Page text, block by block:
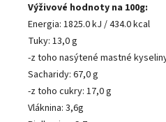
Výživové hodnoty na 100g:
Energia: 1825.0 kJ / 434.0 kcal
Tuky: 13,0 g
-z toho nasýtené mastné
Sacharidy: 67,0 g
-z toho cukry: 17,0 g
Vláknina: 3,6g